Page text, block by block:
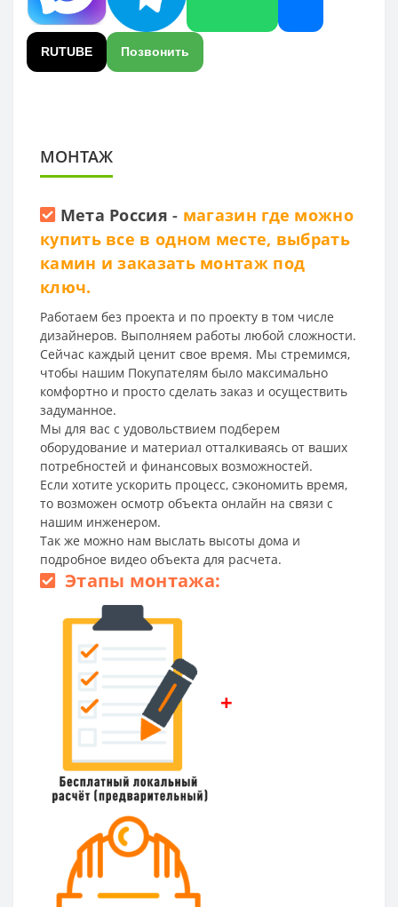
RUTUBE Позвонить
МОНТАЖ
Мета Россия - магазин где можно
купить все в одном месте, выбрать
камин и заказать монтаж под
ключ.
Работаем без проекта и по проекту в том числе
дизайнеров. Выполняем работы любой сложности.
Сейчас каждый ценит свое время. Мы стремимся,
чтобы нашим Покупателям было максимально
комфортно и просто сделать заказ и осуществить
задуманное.
Мы для вас с удовольствием подберем
оборудование и материал отталкиваясь от ваших
потребностей и финансовых возможностей.
Если хотите ускорить процесс, сэкономить время,
то возможен осмотр объекта онлайн на связи с
нашим инженером.
Так же можно нам выслать высоты дома и
подробное видео объекта для расчета.
Этапы монтажа:
+